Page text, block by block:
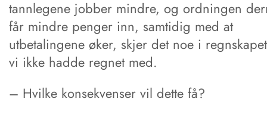
tannlegene jobber mindre, og ordningen
får mindre penger inn, samtidig med at
utbetalingene øker, skjer det noe i
vi ikke hadde regnet med.
– Hvilke konsekvenser vil dette få?